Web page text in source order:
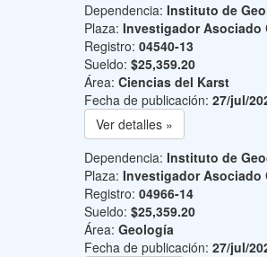
Dependencia: Instituto de
Plaza: Investigador Asociado
Registro: 04540-13
Sueldo: $25,359.20
Área: Ciencias del Karst
Fecha de publicación: 27/jul/
Ver detalles »
Dependencia: Instituto de
Plaza: Investigador Asociado
Registro: 04966-14
Sueldo: $25,359.20
Área: Geología
Fecha de publicación: 27/jul/